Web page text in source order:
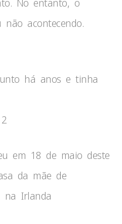
No entanto, o
não acontecendo.
em 18 de maio deste
da mãe de
na Irlanda